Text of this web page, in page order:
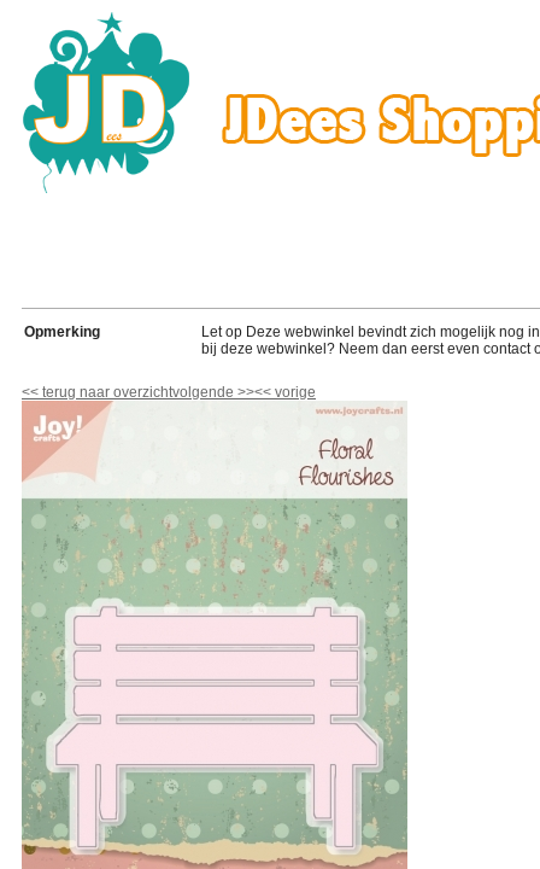
Opmerking
Let op Deze webwinkel bevindt zich mogelijk nog
bij deze webwinkel? Neem dan eerst even contact
<< terug naar overzichtvolgende >><< vorige